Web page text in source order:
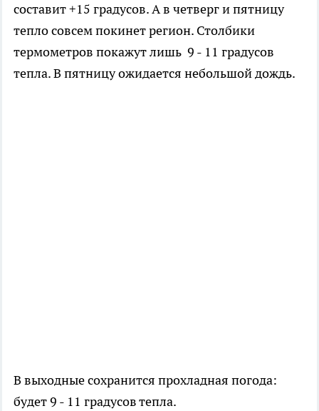
составит +15 градусов. А в четверг и пятницу
тепло совсем покинет регион. Столбики
термометров покажут лишь 9 - 11 градусов
тепла. В пятницу ожидается небольшой дождь.
В выходные сохранится прохладная погода:
будет 9 - 11 градусов тепла.